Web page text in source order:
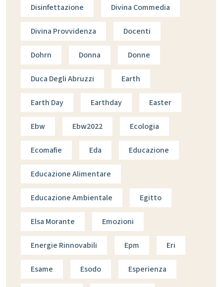
Disinfettazione Divina Commedia
Divina Provvidenza Docenti
Dohrn Donna Donne
Duca Degli Abruzzi Earth
Earth Day Earthday Easter
Ebw Ebw2022 Ecologia
Ecomafie Eda Educazione
Educazione Alimentare
Educazione Ambientale Egitto
Elsa Morante Emozioni
Energie Rinnovabili Epm Eri
Esame Esodo Esperienza